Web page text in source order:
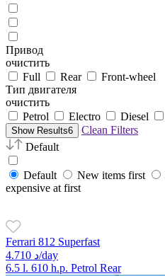
Привод
очистить
Full
Rear
Front-wheel
Тип двигателя
очистить
Petrol
Electro Diesel
Show Results6
Clean Filters
Default
Default New items first
expensive at first
Ferrari 812 Superfast
4.710 د/day
6.5 l. 610 h.p. Petrol Rear